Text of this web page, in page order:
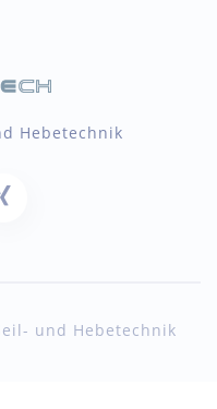
Hebetechnik
und Hebetechnik